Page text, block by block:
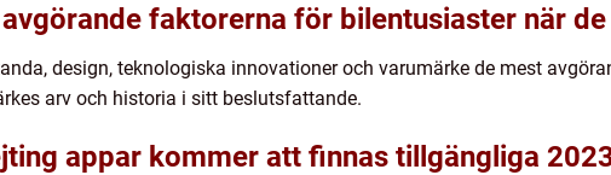
faktorerna för bilentusiaster när
design, teknologiska innovationer och varumärke de mest
arv och historia i sitt beslutsfattande.
appar kommer att finnas tillgängliga